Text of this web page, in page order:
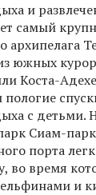
и
самый
архипелага
южных
Коста-
с детьми.
Сиам-
порта
во время
и